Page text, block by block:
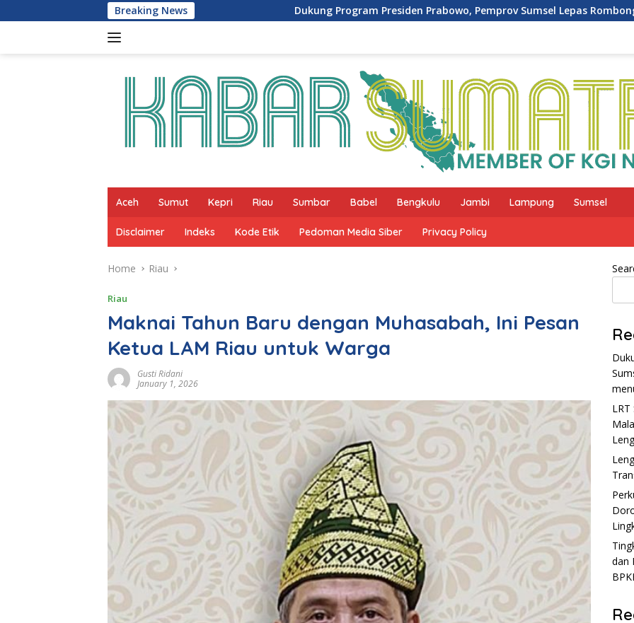
to
Breaking NewsDukung Program Presiden Prabowo, Pemprov Sumsel Lepas Rombongan SRT 31 Palembang
Aceh Sumut Kepri Riau Sumbar Babel Bengkulu Jambi Lampung Sumsel
Disclaimer Indeks Kode Etik Pedoman Media Siber Privacy Policy
Home Riau
Riau
Maknai Tahun Baru dengan Muhasabah, Ini Pesan
Ketua LAM Riau untuk Warga
Gusti Ridani
January 1, 2026
dan